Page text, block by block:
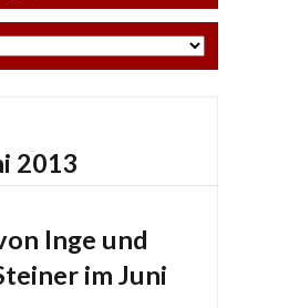
2013
Inge und
im Juni